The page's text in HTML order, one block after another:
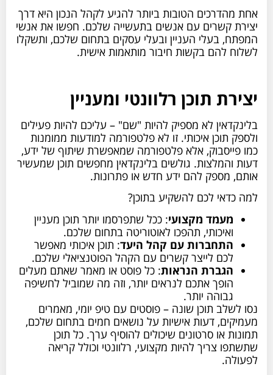
אחת מהדרכים הטובות ביותר להגיע לקהל הנכון היא דרך
יצירת קשרים עם אנשים בתעשייה שלכם. חפשו את אנשי
המפתח, בעלי העניין ובעלי עסקים בתחום שלכם, ותשקלו
לשלוח להם בקשות חיבור מותאמות אישית.
יצירת תוכן רלוונטי ומעניין
בלינקדאין לא מספיק להיות "שם" – עליכם להיות פעילים
ולספק תוכן איכותי. זו לא פלטפורמה למודעות ממומנות
כמו פייסבוק, אלא פלטפורמה שמאפשרת שיתוף של ידע,
דעות והמלצות. גולשים בלינקדאין מחפשים תוכן שמעשיר
אותם, מספק להם ידע חדש או פתרונות.
למה כדאי לכם להשקיע בתוכן?
מעמד מקצועי: ככל שתפרסמו יותר תוכן מעניין
ואיכותי, תהפכו לאוטוריטה בתחום שלכם.
התחברות עם קהל היעד: תוכן איכותי מאפשר
לכם לייצר קשרים עם הקהל הפוטנציאלי שלכם.
הגברת הנראות: כל פוסט או מאמר שאתם מעלים
הופך אתכם לנראים יותר, וזה מה שמוביל לחשיפה
גבוהה יותר.
נסו לשלב תוכן שונה – פוסטים עם טיפ יומי, מאמרים
מעמיקים, דעות אישיות על נושאים חמים בתחום שלכם,
תמונות או סרטונים שיכולים להוסיף ערך. כל תוכן
שתשתפו צריך להיות מקצועי, רלוונטי וכולל קריאה
לפעולה.